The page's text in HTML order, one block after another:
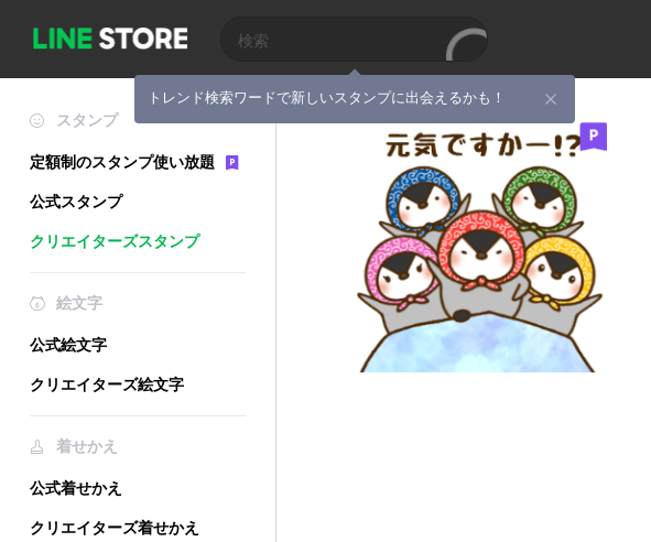
トレンド検索ワードで新しいスタンプに出会えるかも！
スタンプ
定額制のスタンプ使い放題
公式スタンプ
クリエイターズスタンプ
絵文字
公式絵文字
クリエイターズ絵文字
着せかえ
公式着せかえ
クリエイターズ着せかえ